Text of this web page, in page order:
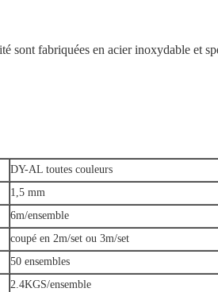
sont fabriquées en acier inoxydable et
DY-AL toutes couleurs
1,5 mm
6m/ensemble
coupé en 2m/set ou 3m/set
50 ensembles
2.4KGS/ensemble